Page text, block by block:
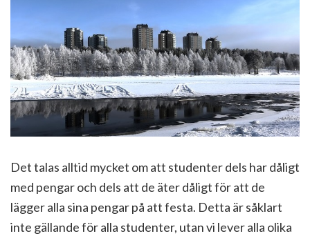
Det talas alltid mycket om att studenter dels har dåligt
med pengar och dels att de äter dåligt för att de
lägger alla sina pengar på att festa. Detta är såklart
inte gällande för alla studenter, utan vi lever alla olika